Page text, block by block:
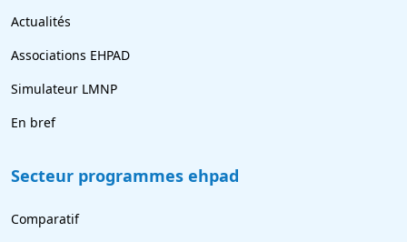
Actualités
Associations EHPAD
Simulateur LMNP
En bref
Secteur programmes ehpad
Comparatif